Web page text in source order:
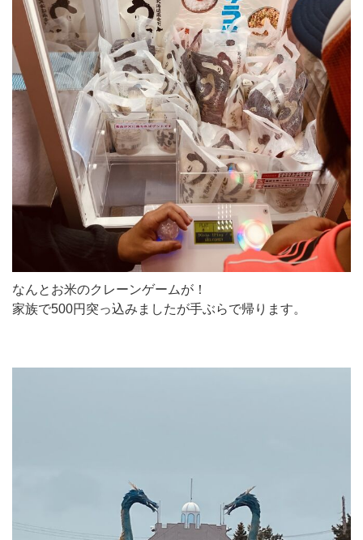
なんとお米のクレーンゲームが！
家族で500円突っ込みましたが手ぶらで帰ります。